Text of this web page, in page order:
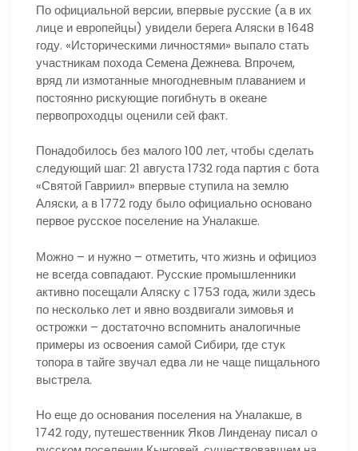
По официальной версии, впервые русские (а в их
лице и европейцы) увидели берега Аляски в 1648
году. «Историческими личностями» выпало стать
участникам похода Семена Дежнева. Впрочем,
вряд ли измотанные многодневным плаванием и
постоянно рискующие погибнуть в океане
первопроходцы оценили сей факт.
Понадобилось без малого 100 лет, чтобы сделать
следующий шаг: 21 августа 1732 года партия с бота
«Святой Гавриил» впервые ступила на землю
Аляски, а в 1772 году было официально основано
первое русское поселение на Уналакше.
Можно – и нужно – отметить, что жизнь и официоз
не всегда совпадают. Русские промышленники
активно посещали Аляску с 1753 года, жили здесь
по несколько лет и явно воздвигали зимовья и
острожки – достаточно вспомнить аналогичные
примеры из освоения самой Сибири, где стук
топора в тайге звучал едва ли не чаще пищального
выстрела.
Но еще до основания поселения на Уналакше, в
1742 году, путешественник Яков Линденау писал о